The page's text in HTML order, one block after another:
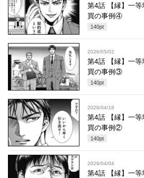
第4話 【縁】一
買の事例④
140pt
2026/05/02
第4話 【縁】一
買の事例③
140pt
2026/04/18
第4話 【縁】一
買の事例②
140pt
2026/04/04
第4話 【縁】一